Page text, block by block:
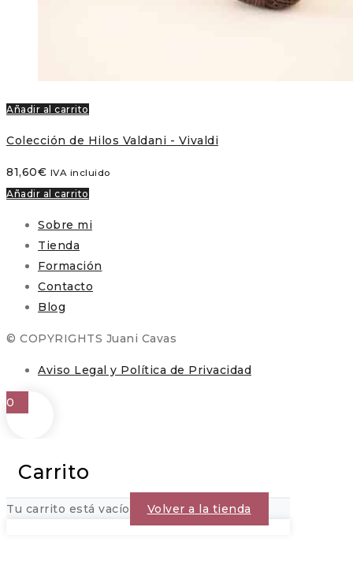
Añadir al carrito
Colección de Hilos Valdani - Vivaldi
81,60€ IVA incluido
Añadir al carrito
Sobre mi
Tienda
Formación
Contacto
Blog
© COPYRIGHTS Juani Cavas
Aviso Legal y Política de Privacidad
0
Carrito
Tu carrito está vacío Volver a la tienda